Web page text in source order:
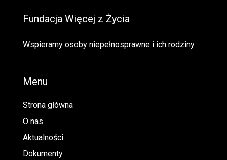
Fundacja Więcej z Życia
Wspieramy osoby niepełnosprawne i ich rodziny.
Menu
Strona główna
O nas
Aktualności
Dokumenty